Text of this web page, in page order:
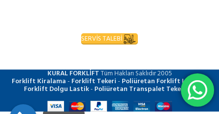
SERVİS TALEBİ
KURAL FORKLİFTTüm Hakları Saklıdır2005
Forklift Kiralama- Forklift Tekeri- Poliüretan Forklift Lastiği-
Forklift Dolgu Lastik- Poliüretan Transpalet Tekerleği